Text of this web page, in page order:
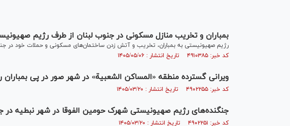
بمباران و تخریب منازل مسکونی در جنوب لبنان از طرف رژیم
رژیم صهیونیستی به بمباران، تخریب و آتش زدن ساختمان‌های مسکونی و حملات خود در
کد خبر: ۴۹۱۰۳۸۵ تاریخ انتشار : ۱۴۰۵/۰۵/۰۶
ویرانی گسترده منطقه «المساكن الشعبية» در شهر صور در پی بمباران
کد خبر: ۴۹۰۲۲۵۵ تاریخ انتشار : ۱۴۰۵/۰۳/۲۰
جنگنده‌های رژیم صهیونیستی شهرک حومین الفوقا در شهر نبطیه در
کد خبر: ۴۹۰۲۲۵۱ تاریخ انتشار : ۱۴۰۵/۰۳/۲۰